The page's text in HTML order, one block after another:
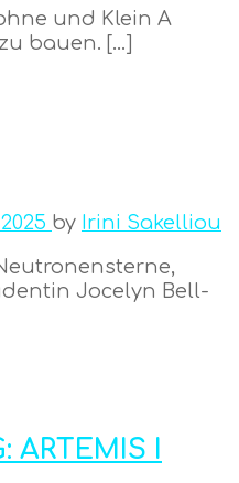
und Klein A
bauen. […]
by Irini Sakelliou
Jocelyn Bell-
ARTEMIS I